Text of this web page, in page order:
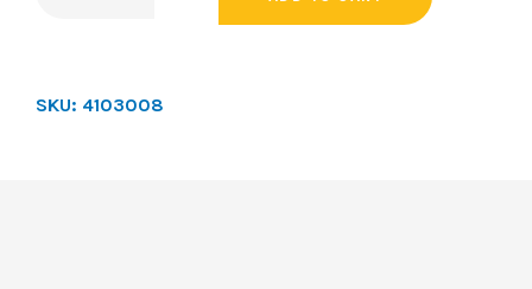
SKU: 4103008